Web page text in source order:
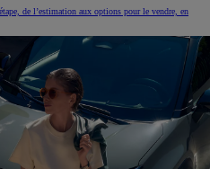
de l’estimation aux options pour le vendre, en